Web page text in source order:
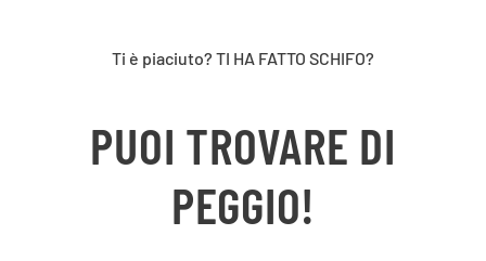
Ti è piaciuto? TI HA FATTO SCHIFO?
PUOI TROVARE DI
PEGGIO!